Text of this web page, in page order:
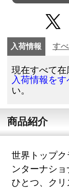
入荷情報 す
現在すべて在
入荷情報を
い。
商品紹介
世界トップ
ンターナシ
ひとつ、ク